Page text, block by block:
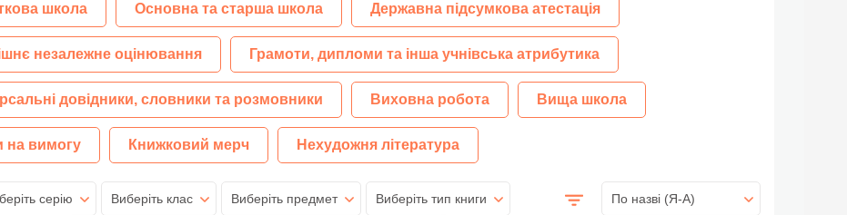
школа Основна та старша школа Державна підсумкова атестація
незалежне оцінювання Грамоти, дипломи та інша учнівська атрибутика
довідники, словники та розмовники Виховна робота Вища школа
на вимогу Книжковий мерч Нехудожня література
серію Виберіть клас Виберіть предмет Виберіть тип книги По назві (Я-А)